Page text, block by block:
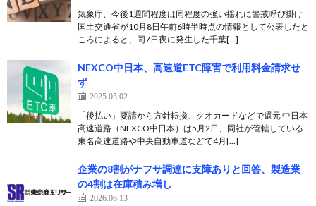
気象庁、今後1週間程度は同程度の強い揺れに警戒呼び掛け
国土交通省が10月8日午前6時半時点の情報として公表したと
ころによると、同7日夜に発生した千葉[…]
NEXCO中日本、高速道ETC障害で利用料金請求せ
ず
2025.05.02
「後払い」要請から方針転換、クオカードなどで還元 中日本
高速道路（NEXCO中日本）は5月2日、同社が管轄している
東名高速道路や中央自動車道などで4月[…]
企業の8割がナフサ調達に支障ありと回答、製造業
の4割は在庫積み増し
2026.06.13